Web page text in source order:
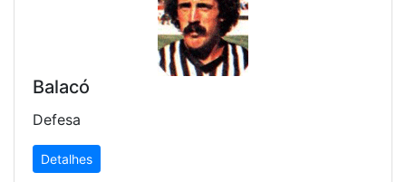
Balacó
Defesa
Detalhes